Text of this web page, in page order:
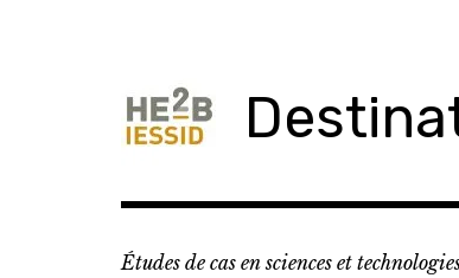
Études de cas en sciences et